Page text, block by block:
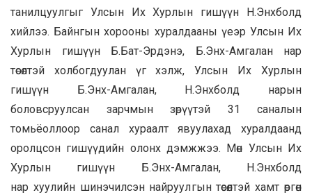
танилцуулгыг Улсын Их Хурлын гишүүн Н.Энхболд
хийлээ. Байнгын хорооны хуралдааны үеэр Улсын Их
Хурлын гишүүн Б.Бат-Эрдэнэ, Б.Энх-Амгалан нар
төсөлтэй холбогдуулан үг хэлж, Улсын Их Хурлын
гишүүн Б.Энх-Амгалан, Н.Энхболд нарын
боловсруулсан зарчмын зөрүүтэй 31 саналын
томьёоллоор санал хураалт явуулахад хуралдаанд
оролцсон гишүүдийн олонх дэмжжээ. Мөн Улсын Их
Хурлын гишүүн Б.Энх-Амгалан, Н.Энхболд
нар хуулийн шинэчилсэн найруулгын төсөлтэй хамт өргөн